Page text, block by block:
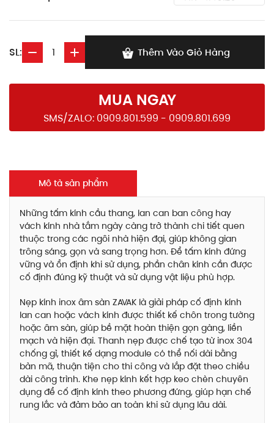
SL: Thêm Vào Giỏ Hàng
MUA NGAY
SMS/ZALO: 0909.801.599 - 0909.801.699
Mô tả sản phẩm
Những tấm kính cầu thang, lan can ban công hay
vách kính nhà tắm ngày càng trở thành chi tiết quen
thuộc trong các ngôi nhà hiện đại, giúp không gian
trông sáng, gọn và sang trọng hơn. Để tấm kính đứng
vững và ổn định khi sử dụng, phần chân kính cần được
cố định đúng kỹ thuật và sử dụng vật liệu phù hợp.
Nẹp kính inox âm sàn ZAVAK là giải pháp cố định kính
lan can hoặc vách kính được thiết kế chôn trong tường
hoặc âm sàn, giúp bề mặt hoàn thiện gọn gàng, liền
mạch và hiện đại. Thanh nẹp được chế tạo từ inox 304
chống gỉ, thiết kế dạng module có thể nối dài bằng
bản mã, thuận tiện cho thi công và lắp đặt theo chiều
dài công trình. Khe nẹp kính kết hợp keo chèn chuyên
dụng để cố định kính theo phương đứng, giúp hạn chế
rung lắc và đảm bảo an toàn khi sử dụng lâu dài.